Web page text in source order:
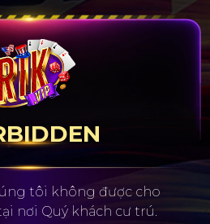
tôi không được cho
nơi Quý khách cư trú.